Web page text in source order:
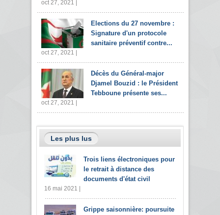
oct 27, 2021 |
Elections du 27 novembre :
Signature d'un protocole
sanitaire préventif contre...
oct 27, 2021 |
Décès du Général-major
Djamel Bouzid : le Président
Tebboune présente ses...
oct 27, 2021 |
Les plus lus
Trois liens électroniques pour
le retrait à distance des
documents d'état civil
16 mai 2021 |
Grippe saisonnière: poursuite